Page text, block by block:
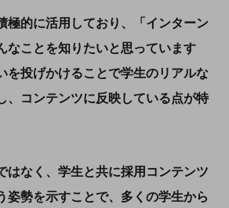
極的に活用しており、「インターン
なことを知りたいと思っています
を投げかけることで学生のリアルな
、コンテンツに反映している点が特
はなく、学生と共に採用コンテンツ
姿勢を示すことで、多くの学生から